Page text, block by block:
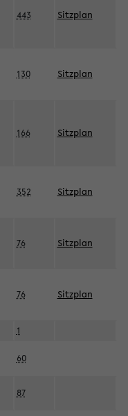
443 Sitzplan
130 Sitzplan
166 Sitzplan
352 Sitzplan
76 Sitzplan
76 Sitzplan
1
60
87